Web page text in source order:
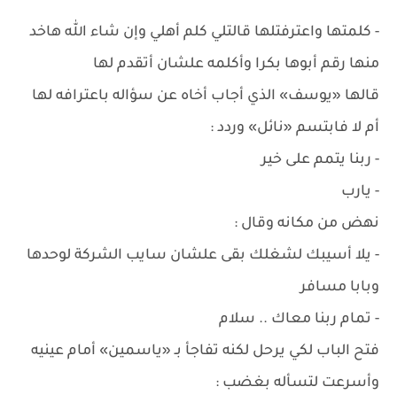
- كلمتها واعترفتلها قالتلي كلم أهلي وإن شاء الله هاخد
منها رقم أبوها بكرا وأكلمه علشان أتقدم لها
قالها «يوسف» الذي أجاب أخاه عن سؤاله باعترافه لها
أم لا فابتسم «نائل» وردد :
- ربنا يتمم على خير
- يارب
نهض من مكانه وقال :
- يلا أسيبك لشغلك بقى علشان سايب الشركة لوحدها
وبابا مسافر
- تمام ربنا معاك .. سلام
فتح الباب لكي يرحل لكنه تفاجأ بـ «ياسمين» أمام عينيه
وأسرعت لتسأله بغضب :